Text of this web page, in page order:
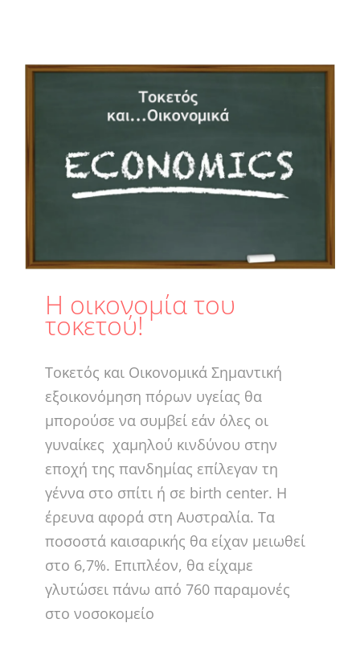
H οικονομία του
τοκετού!
Τοκετός και Οικονομικά Σημαντική
εξοικονόμηση πόρων υγείας θα
μπορούσε να συμβεί εάν όλες οι
γυναίκες χαμηλού κινδύνου στην
εποχή της πανδημίας επίλεγαν τη
γέννα στο σπίτι ή σε birth center. Η
έρευνα αφορά στη Αυστραλία. Τα
ποσοστά καισαρικής θα είχαν μειωθεί
στο 6,7%. Επιπλέον, θα είχαμε
γλυτώσει πάνω από 760 παραμονές
στο νοσοκομείο